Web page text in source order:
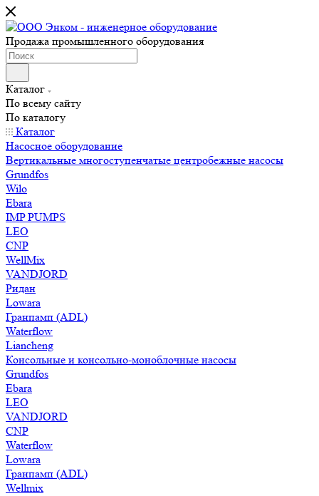
Продажа промышленного оборудования
Каталог
По всему сайту
По каталогу
Каталог
Насосное оборудование
Вертикальные многоступенчатые центробежные насосы
Grundfos
Wilo
Ebara
IMP PUMPS
LEO
CNP
WellMix
VANDJORD
Ридан
Lowara
Гранпамп (ADL)
Waterflow
Liancheng
Консольные и консольно-моноблочные насосы
Grundfos
Ebara
LEO
VANDJORD
CNP
Waterflow
Lowara
Гранпамп (ADL)
Wellmix